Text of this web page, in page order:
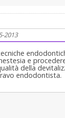
2013
e
della
endodontista.